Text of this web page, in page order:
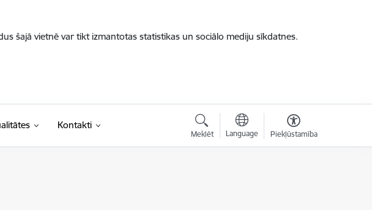
šajā vietnē var tikt izmantotas statistikas un sociālo mediju sīkdatnes.
Kontakti
Meklēt Language Piekļūstamība